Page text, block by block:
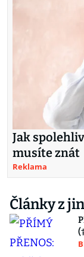
Jak
musíte znát
Reklama
Články z